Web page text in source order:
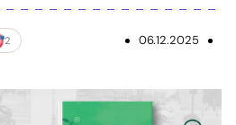
2 06.12.2025